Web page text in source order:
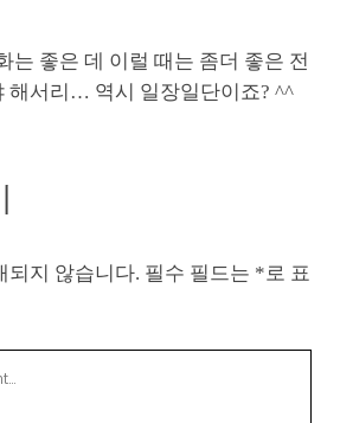
는 좋은 데 이럴 때는 좀더 좋은 전
해서리… 역시 일장일단이죠? ^^
되지 않습니다. 필수 필드는 *로 표